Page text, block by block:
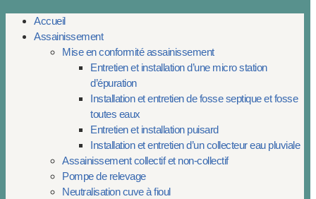
Accueil
Assainissement
Mise en conformité assainissement
Entretien et installation d’une micro station
d’épuration
Installation et entretien de fosse septique et fosse
toutes eaux
Entretien et installation puisard
Installation et entretien d’un collecteur eau pluviale
Assainissement collectif et non-collectif
Pompe de relevage
Neutralisation cuve à fioul